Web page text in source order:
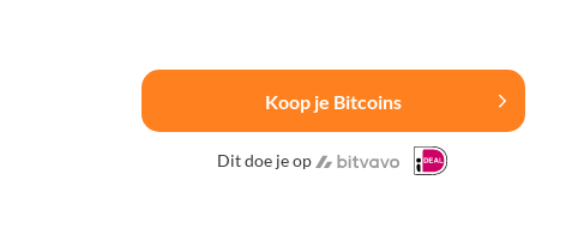
Koop je Bitcoins
Dit doe je op